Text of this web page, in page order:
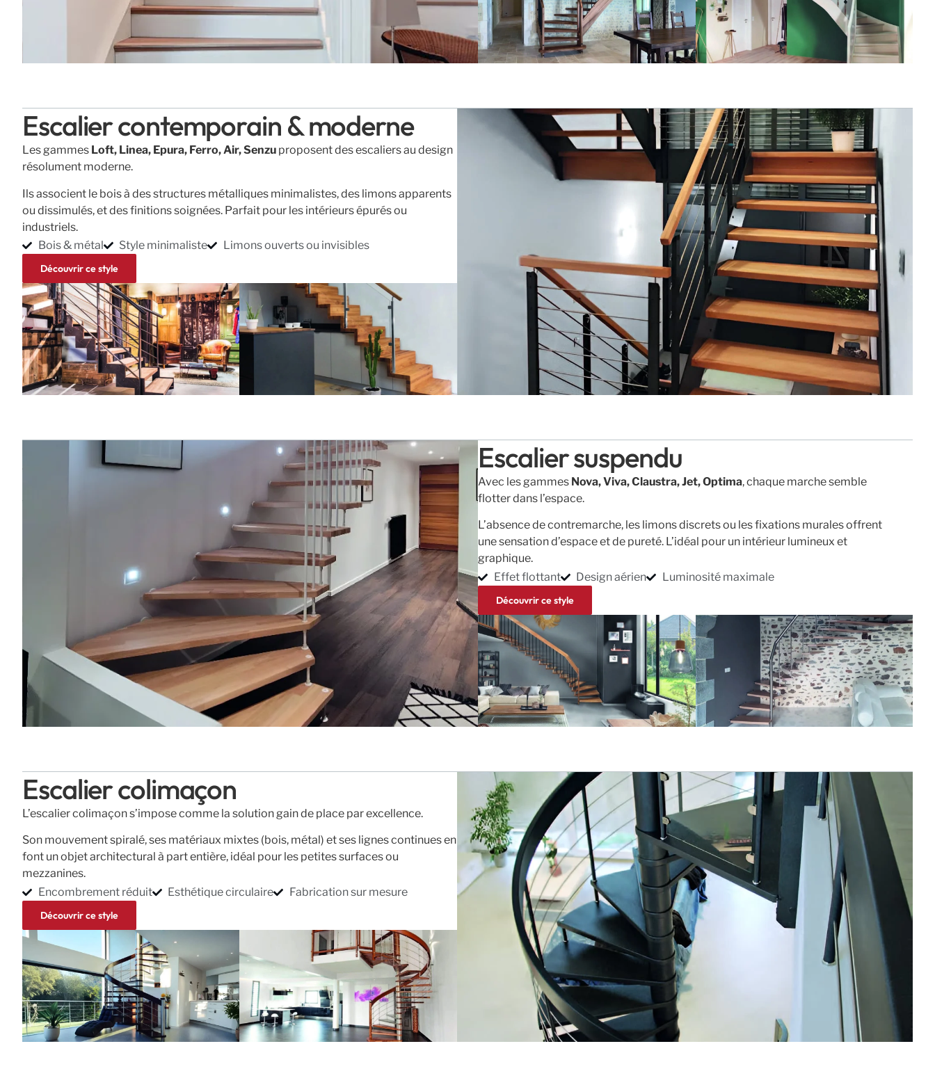
Escalier contemporain & moderne
Les gammes Loft, Linea, Epura, Ferro, Air, Senzu proposent des escaliers au design
résolument moderne.
Ils associent le bois à des structures métalliques minimalistes, des limons apparents
ou dissimulés, et des finitions soignées. Parfait pour les intérieurs épurés ou
industriels.
Bois & métal
Style minimaliste Limons ouverts ou invisibles
Découvrir ce style
Escalier suspendu
Avec les gammes Nova, Viva, Claustra, Jet, Optima, chaque marche semble
flotter dans l’espace.
L’absence de contremarche, les limons discrets ou les fixations murales offrent
une sensation d’espace et de pureté. L’idéal pour un intérieur lumineux et
graphique.
Effet flottant
Design aérien Luminosité maximale
Découvrir ce style
Escalier colimaçon
L’escalier colimaçon s’impose comme la solution gain de place par excellence.
Son mouvement spiralé, ses matériaux mixtes (bois, métal) et ses lignes continues en
font un objet architectural à part entière, idéal pour les petites surfaces ou
mezzanines.
Encombrement réduit
Esthétique circulaire Fabrication sur mesure
Découvrir ce style